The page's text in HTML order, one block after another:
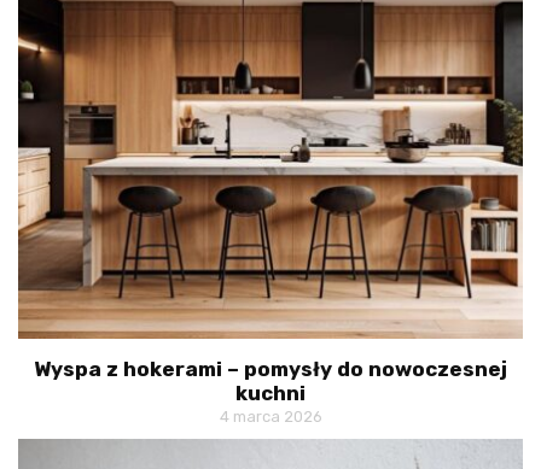
Wyspa z hokerami – pomysły do nowoczesnej
kuchni
4 marca 2026